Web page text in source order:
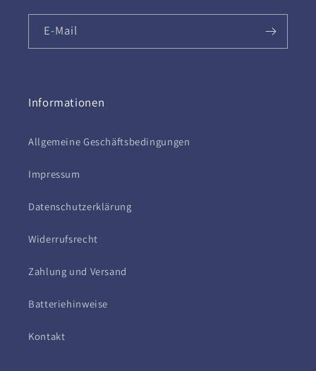
E-Mail
Informationen
Allgemeine Geschäftsbedingungen
Impressum
Datenschutzerklärung
Widerrufsrecht
Zahlung und Versand
Batteriehinweise
Kontakt